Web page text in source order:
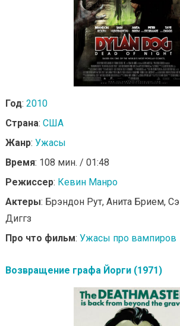
Год: 2010
Страна: США
Жанр: Ужасы
Время: 108 мин. / 01:48
Режиссер: Кевин Манро
Актеры: Брэндон Рут, Анита Брием,
Диггз
Про что фильм: Ужасы про вампиров
Возвращение графа Йорги (1971)